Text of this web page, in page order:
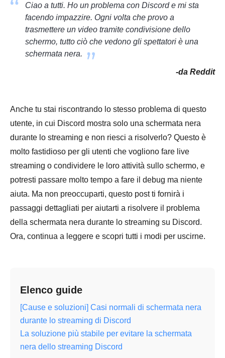
Ciao a tutti. Ho un problema con Discord e mi sta
facendo impazzire. Ogni volta che provo a
trasmettere un video tramite condivisione dello
schermo, tutto ciò che vedono gli spettatori è una
schermata nera.
-da Reddit
Anche tu stai riscontrando lo stesso problema di questo
utente, in cui Discord mostra solo una schermata nera
durante lo streaming e non riesci a risolverlo? Questo è
molto fastidioso per gli utenti che vogliono fare live
streaming o condividere le loro attività sullo schermo, e
potresti passare molto tempo a fare il debug ma niente
aiuta. Ma non preoccuparti, questo post ti fornirà i
passaggi dettagliati per aiutarti a risolvere il problema
della schermata nera durante lo streaming su Discord.
Ora, continua a leggere e scopri tutti i modi per uscirne.
Elenco guide
[Cause e soluzioni] Casi normali di schermata nera
durante lo streaming di Discord
La soluzione più stabile per evitare la schermata
nera dello streaming Discord